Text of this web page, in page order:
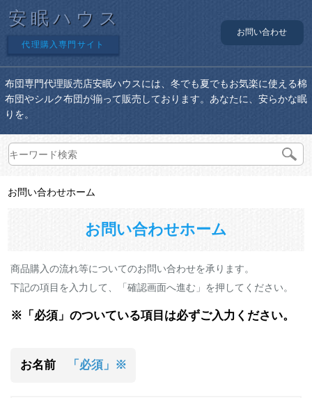
安眠ハウス
代理購入専門サイト
お問い合わせ
布団専門代理販売店安眠ハウスには、冬でも夏でもお気楽に使える棉
布団やシルク布団が揃って販売しております。あなたに、安らかな眠
りを。
お問い合わせホーム
お問い合わせホーム
商品購入の流れ等についてのお問い合わせを承ります。
下記の項目を入力して、「確認画面へ進む」を押してください。
※「必須」のついている項目は必ずご入力ください。
お名前 「必須」※